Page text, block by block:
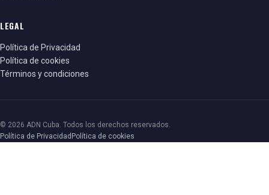
LEGAL
Política de Privacidad
Política de cookies
Términos y condiciones
© 2026 ADN Cuba. Todos los derechos reservados.
Política de Privacidad Política de cookies